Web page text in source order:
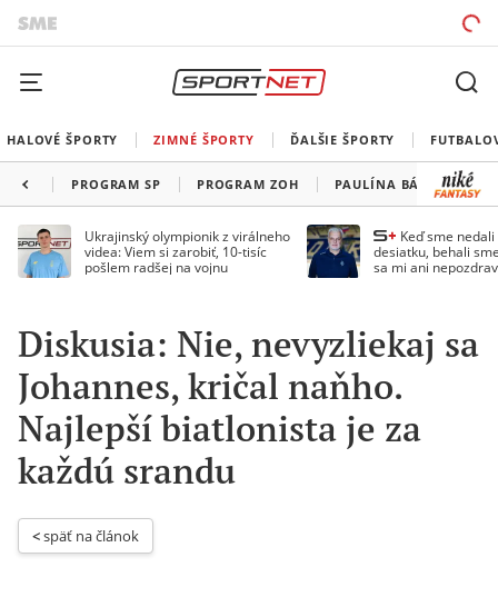
HALOVÉ ŠPORTY ZIMNÉ ŠPORTY ĎALŠIE ŠPORTY
PROGRAM SP PROGRAM ZOH PAULÍNA BÁTOVSKÁ
Ukrajinský olympionik z virálneho
videa: Viem si zarobiť, 10-tisíc
pošlem radšej na vojnu
Keď sme
desiatku, behali
sa mi ani
Diskusia: Nie, nevyzliekaj sa
Johannes, kričal naňho.
Najlepší biatlonista je za
každú srandu
< späť na článok